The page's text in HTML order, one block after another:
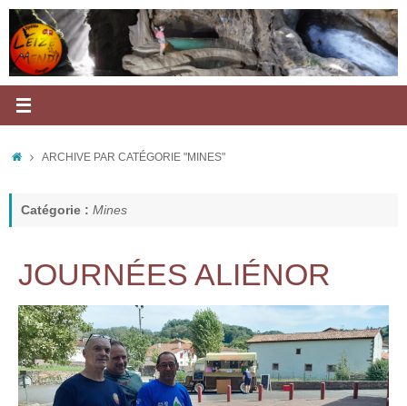
Passer
contenu
ACCUEIL
ARCHIVE PAR CATÉGORIE "MINES"
Catégorie : Mines
JOURNÉES ALIÉNOR